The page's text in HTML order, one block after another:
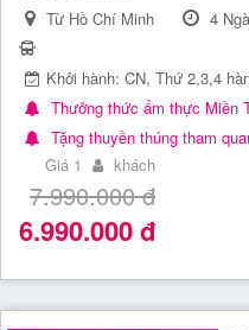
Từ Hồ Chí Minh
4
Khởi hành: CN, Thứ 2,3,4
Thưởng thức ẩm thực Miền
Tặng thuyền thúng tham
Giá 1
khách
7.990.000đ
6.990.000đ